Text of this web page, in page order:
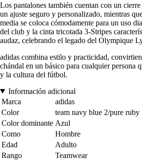
Los pantalones también cuentan con un
un ajuste seguro y personalizado, mientras
media se coloca cómodamente para un uso
del club y la cinta tricotada 3-Stripes
audaz, celebrando el legado del Olympique
adidas combina estilo y practicidad,
chándal en un básico para cualquier persona
y la cultura del fútbol.
Información adicional
Marca
adidas
Color
team navy blue 2/pure ruby
Color dominante Azul
Como
Hombre
Edad
Adulto
Rango
Teamwear